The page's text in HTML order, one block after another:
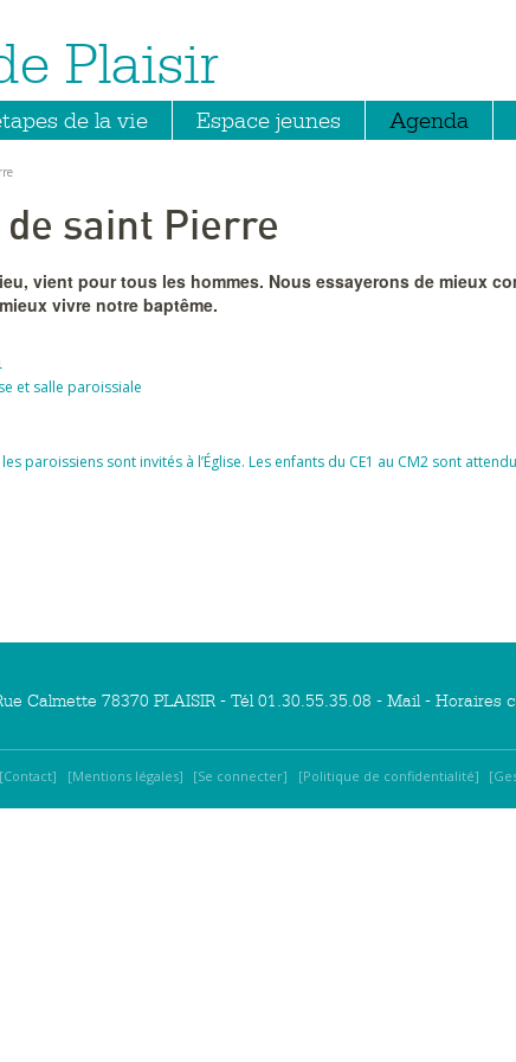
Plaisir
de la vie Espace jeunes Agenda
saint Pierre
vient pour tous les hommes. Nous essayerons de mieux
vivre notre baptême.
et salle paroissiale
paroissiens sont invités à l’Église. Les enfants du CE1 au CM2 sont
Calmette 78370 PLAISIR - Tél 01.30.55.35.08 - Mail- Horaires
Contact Mentions légales Se connecter Politique de confidentialité